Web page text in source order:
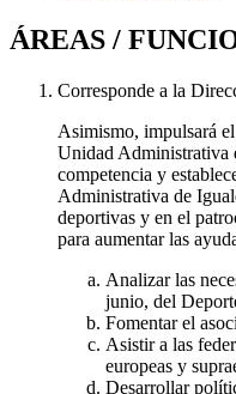
ÁREAS /
Corresponde a la
Asimismo, impulsará
Unidad Administrativa
competencia y
Administrativa de
deportivas y en el
para aumentar las
Analizar las
junio, del
Fomentar el
Asistir a las
europeas y
Desarrollar